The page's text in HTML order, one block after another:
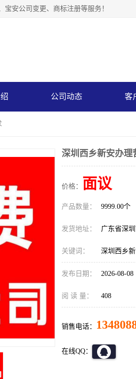
安公司变更、商标注册等服务！
公司动态 客
深圳西乡新安办理
价格： 面议
产品数量： 9999.00个
发货地址： 广东省深
关键词： 深圳西乡
发布日期： 2026-08-08
阅 读 量： 408
销售电话：
在线QQ：